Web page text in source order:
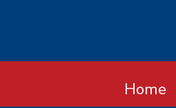
Home